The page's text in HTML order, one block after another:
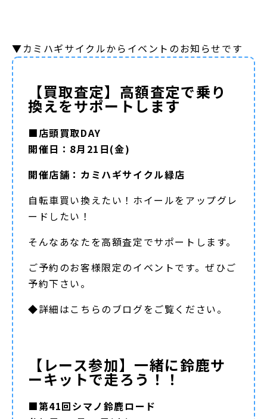
▼カミハギサイクルからイベントのお知らせです
【買取査定】高額査定で乗り
換えをサポートします
■店頭買取DAY
開催日：8月21日(金)
開催店舗：カミハギサイクル緑店
自転車買い換えたい！ホイールをアップグレ
ードしたい！
そんなあなたを高額査定でサポートします。
ご予約のお客様限定のイベントです。ぜひご
予約下さい。
◆詳細はこちらのブログをご覧ください。
【レース参加】一緒に鈴鹿サ
ーキットで走ろう！！
■第41回シマノ鈴鹿ロード